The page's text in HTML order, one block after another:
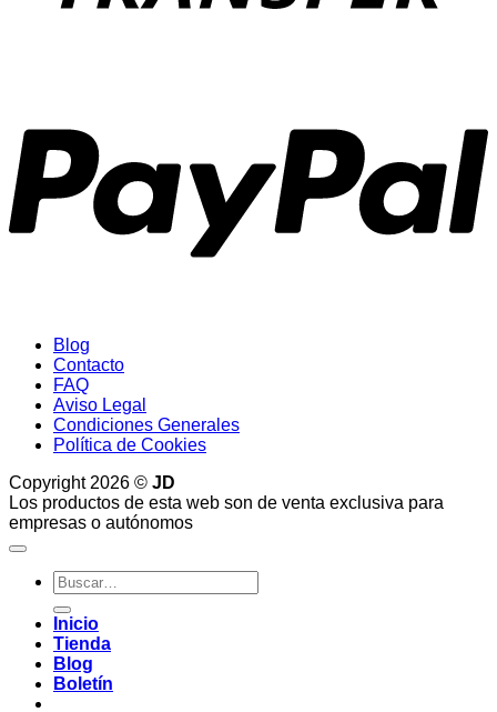
Blog
Contacto
FAQ
Aviso Legal
Condiciones Generales
Política de Cookies
Copyright 2026 © JD
Los productos de esta web son de venta exclusiva para
empresas o autónomos
Buscar
por:
Inicio
Tienda
Blog
Boletín